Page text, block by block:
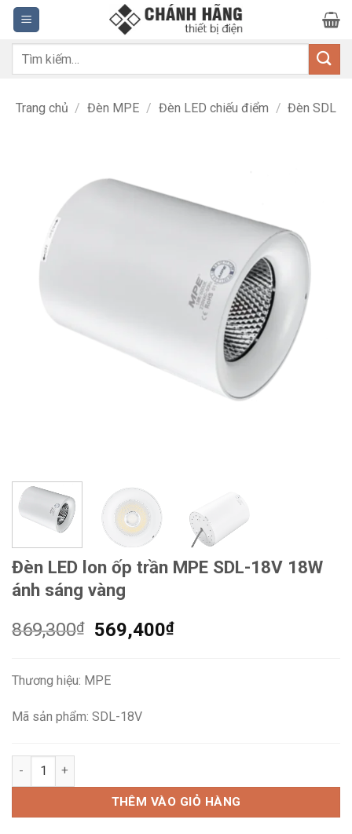
Bỏ
qua
nội
dung
Tìm
Trang chủ / Đèn MPE / Đèn LED chiếu điểm / Đèn SDL
Đèn LED lon ốp trần MPE SDL-18V 18W
ánh sáng vàng
869,300₫
Giá
869,300₫.
569,400₫Giá
Thương hiệu: MPE
Mã sản phẩm: SDL-18V
Đèn LED lon ốp trần MPE SDL-18V 18W ánh sáng vàng số
THÊM VÀO GIỎ HÀNG